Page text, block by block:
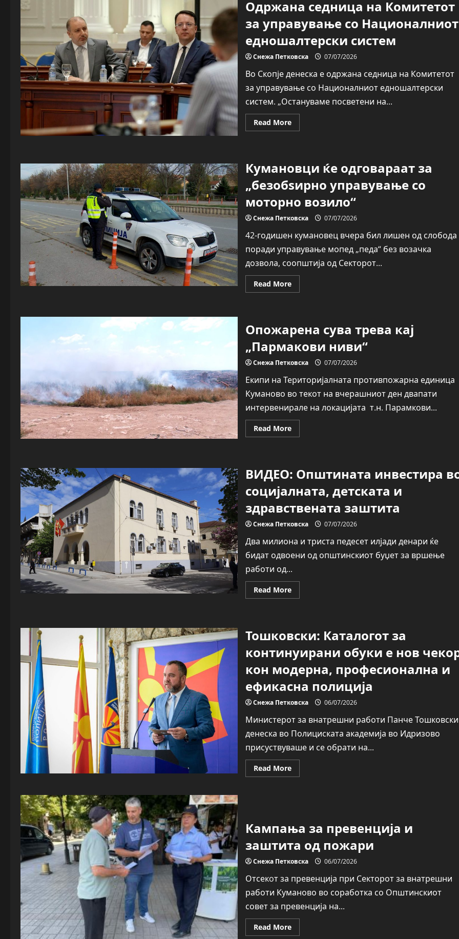
Одржана седница на Комитетот
за управување со Националниот
едношалтерски систем
Снежа Петковска 07/07/2026
Во Скопје денеска е одржана седница на Комитетот
за управување со Националниот едношалтерски
систем. „Остануваме посветени на...
Read MoreRead
more
Комитетот
за
со
Националниот
едношалтерски
систем
Кумановци ќе одговараат за
„безобѕирно управување со
моторно возило“
Снежа Петковска 07/07/2026
42-годишен кумановец вчера бил лишен од слобода
поради управување мопед „педа“ без возачка
дозвола, соопштија од Секторот...
Read MoreRead
more
за
„безобѕирно
управување
со
возило“
Опожарена сува трева кај
„Пармакови ниви“
Снежа Петковска 07/07/2026
Екипи на Територијалната противпожарна единица
Куманово во текот на вчерашниот ден двапати
интервенирале на локацијата т.н. Парамкови...
Read MoreRead
more
кај
„Пармакови
ВИДЕО: Општината инвестира
социјалната, детската и
здравствената заштита
Снежа Петковска 07/07/2026
Два милиона и триста педесет илјади денари ќе
бидат одвоени од општинскиот буџет за вршење
работи од...
Read MoreRead
more
во
социјалната,
и
здравствената
заштита
Тошковски: Каталогот за
континуирани обуки е нов
кон модерна, професионална и
ефикасна полиција
Снежа Петковска 06/07/2026
Министерот за внатрешни работи Панче Тошковски
денеска во Полициската академија во Идризово
присуствуваше и се обрати на...
Read MoreRead
more
е
нов
кон
модерна,
професионална
ефикасна
полиција
Кампања за превенција и
заштита од пожари
Снежа Петковска 06/07/2026
Отсекoт за превенција при Секторот за внатрешни
работи Куманово во соработка со Општинскиот
совет за превенција на...
Read MoreRead
more